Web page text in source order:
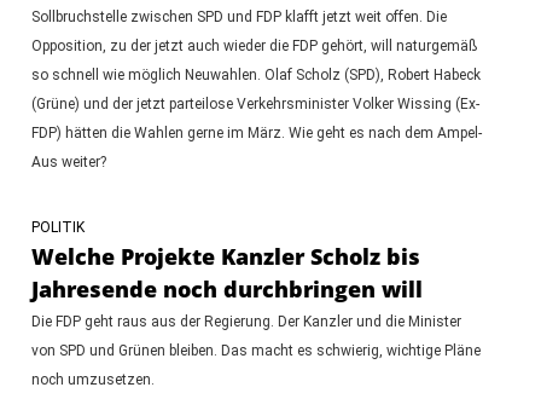
Sollbruchstelle zwischen SPD und FDP klafft jetzt weit offen. Die
Opposition, zu der jetzt auch wieder die FDP gehört, will naturgemäß
so schnell wie möglich Neuwahlen. Olaf Scholz (SPD), Robert Habeck
(Grüne) und der jetzt parteilose Verkehrsminister Volker Wissing (Ex-
FDP) hätten die Wahlen gerne im März. Wie geht es nach dem Ampel-
Aus weiter?
POLITIK
Welche Projekte Kanzler Scholz bis
Jahresende noch durchbringen will
Die FDP geht raus aus der Regierung. Der Kanzler und die Minister
von SPD und Grünen bleiben. Das macht es schwierig, wichtige Pläne
noch umzusetzen.